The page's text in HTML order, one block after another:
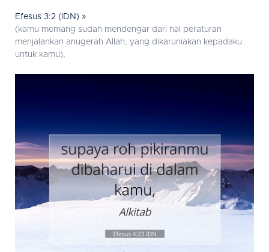
Efesus 3:2 (IDN) »
(kamu memang sudah mendengar dari hal peraturan
menjalankan anugerah Allah, yang dikaruniakan kepadaku
untuk kamu),